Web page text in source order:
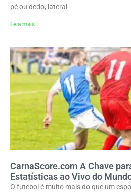
pé ou dedo, lateral
Leia mais
CarnaScore.com A Chave
Estatísticas ao Vivo do
O futebol é muito mais do que um